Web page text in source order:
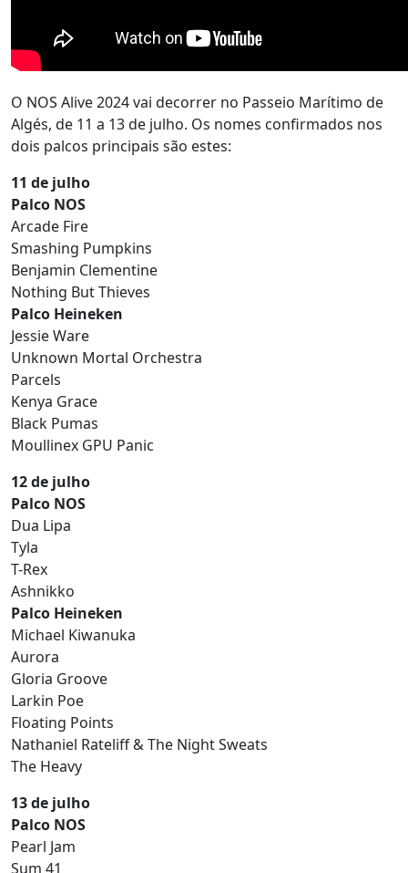
O NOS Alive 2024 vai decorrer no Passeio Marítimo de
Algés, de 11 a 13 de julho. Os nomes confirmados nos
dois palcos principais são estes:
11 de julho
Palco NOS
Arcade Fire
Smashing Pumpkins
Benjamin Clementine
Nothing But Thieves
Palco Heineken
Jessie Ware
Unknown Mortal Orchestra
Parcels
Kenya Grace
Black Pumas
Moullinex GPU Panic
12 de julho
Palco NOS
Dua Lipa
Tyla
T-Rex
Ashnikko
Palco Heineken
Michael Kiwanuka
Aurora
Gloria Groove
Larkin Poe
Floating Points
Nathaniel Rateliff & The Night Sweats
The Heavy
13 de julho
Palco NOS
Pearl Jam
Sum 41